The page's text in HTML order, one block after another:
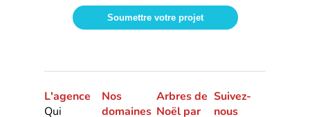
L'agence
Qui
Nos
domaines
Arbres de
Noël par
Suivez-
nous